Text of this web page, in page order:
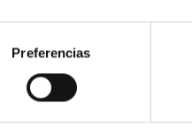
PreferenciasIcod de los Vinos
Guía de Isora
(El)
Santa Úrsula